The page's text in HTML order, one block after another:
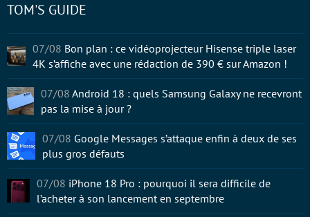
TOM'S GUIDE
07/08 Bon plan : ce vidéoprojecteur Hisense triple laser
4K s’affiche avec une rédaction de 390 € sur Amazon !
07/08 Android 18 : quels Samsung Galaxy ne recevront
pas la mise à jour ?
07/08 Google Messages s’attaque enfin à deux de ses
plus gros défauts
07/08 iPhone 18 Pro : pourquoi il sera difficile de
l’acheter à son lancement en septembre